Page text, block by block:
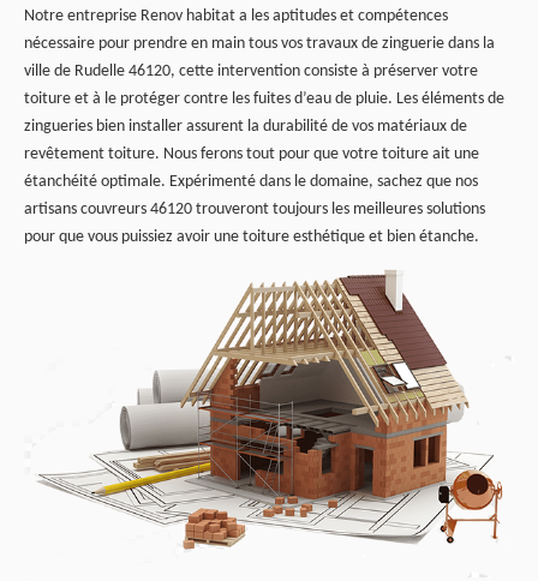
Notre entreprise Renov habitat a les aptitudes et compétences
nécessaire pour prendre en main tous vos travaux de zinguerie dans la
ville de Rudelle 46120, cette intervention consiste à préserver votre
toiture et à le protéger contre les fuites d’eau de pluie. Les éléments de
zingueries bien installer assurent la durabilité de vos matériaux de
revêtement toiture. Nous ferons tout pour que votre toiture ait une
étanchéité optimale. Expérimenté dans le domaine, sachez que nos
artisans couvreurs 46120 trouveront toujours les meilleures solutions
pour que vous puissiez avoir une toiture esthétique et bien étanche.